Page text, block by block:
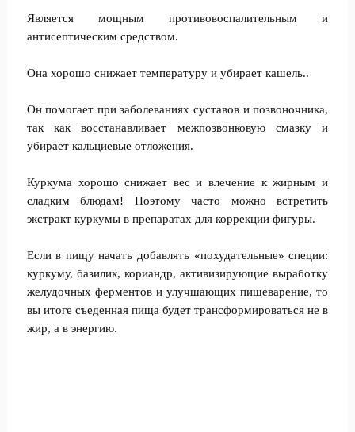
Является мощным противовоспалительным и
антисептическим средством.
Она хорошо снижает температуру и убирает кашель..
Он помогает при заболеваниях суставов и позвоночника,
так как восстанавливает межпозвонковую смазку и
убирает кальциевые отложения.
Куркума хорошо снижает вес и влечение к жирным и
сладким блюдам! Поэтому часто можно встретить
экстракт куркумы в препаратах для коррекции фигуры.
Если в пищу начать добавлять «похудательные» специи:
куркуму, базилик, кориандр, активизирующие выработку
желудочных ферментов и улучшающих пищеварение, то
вы итоге съеденная пища будет трансформироваться не в
жир, а в энергию.